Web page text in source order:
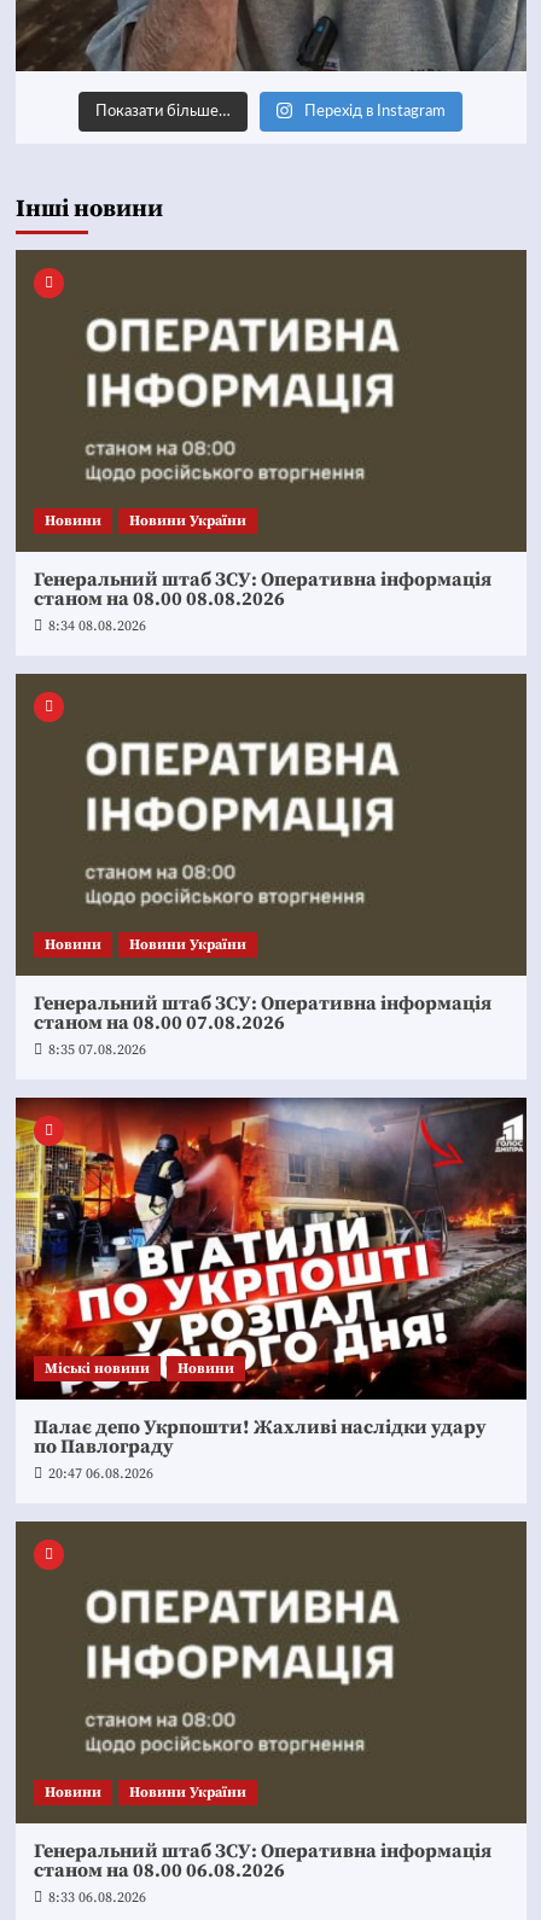
Показати більше… Перехід в Instagram
Інші новини
Новини Новини України
Генеральний штаб ЗСУ: Оперативна інформація
станом на 08.00 08.08.2026
8:34 08.08.2026
Новини Новини України
Генеральний штаб ЗСУ: Оперативна інформація
станом на 08.00 07.08.2026
8:35 07.08.2026
Mіські новини Новини
Палає депо Укрпошти! Жахливі наслідки удару
по Павлограду
20:47 06.08.2026
Новини Новини України
Генеральний штаб ЗСУ: Оперативна інформація
станом на 08.00 06.08.2026
8:33 06.08.2026